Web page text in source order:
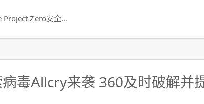
Project Zero安全…
毒Allcry来袭 360及时破解并